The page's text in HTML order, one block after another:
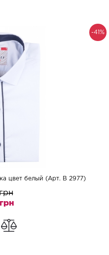
-41%
цвет белый (Арт. B 2977)